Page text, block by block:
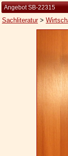
Kleine
Die Brockhaus
Angebot SB-22315
Sachliteratur>